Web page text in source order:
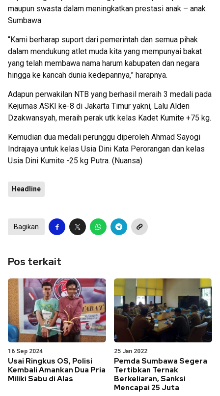
maupun swasta dalam meningkatkan prestasi anak – anak
Sumbawa
“Kami berharap suport dari pemerintah dan semua pihak
dalam mendukung atlet muda kita yang mempunyai bakat
yang telah membawa nama harum kabupaten dan negara
hingga ke kancah dunia kedepannya,” harapnya.
Adapun perwakilan NTB yang berhasil meraih 3 medali pada
Kejurnas ASKI ke-8 di Jakarta Timur yakni, Lalu Alden
Dzakwansyah, meraih perak utk kelas Kadet Kumite +75 kg.
Kemudian dua medali perunggu diperoleh Ahmad Sayogi
Indrajaya untuk kelas Usia Dini Kata Perorangan dan kelas
Usia Dini Kumite -25 kg Putra. (Nuansa)
Headline
Bagikan
Pos terkait
16 Sep 2024
Usai Ringkus OS, Polisi
Kembali Amankan Dua Pria
Miliki Sabu di Alas
25 Jan 2022
Pemda Sumbawa Segera
Tertibkan Ternak
Berkeliaran, Sanksi
Mencapai 25 Juta